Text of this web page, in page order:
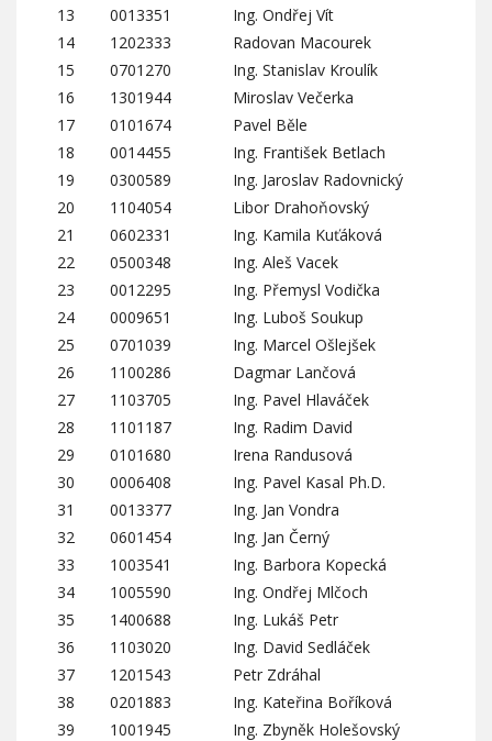
13
0013351
Ing. Ondřej Vít
14
1202333
Radovan Macourek
15
0701270
Ing. Stanislav Kroulík
16
1301944
Miroslav Večerka
17
0101674
Pavel Běle
18
0014455
Ing. František Betlach
19
0300589
Ing. Jaroslav Radovnický
20
1104054
Libor Drahoňovský
21
0602331
Ing. Kamila Kuťáková
22
0500348
Ing. Aleš Vacek
23
0012295
Ing. Přemysl Vodička
24
0009651
Ing. Luboš Soukup
25
0701039
Ing. Marcel Ošlejšek
26
1100286
Dagmar Lančová
27
1103705
Ing. Pavel Hlaváček
28
1101187
Ing. Radim David
29
0101680
Irena Randusová
30
0006408
Ing. Pavel Kasal Ph.D.
31
0013377
Ing. Jan Vondra
32
0601454
Ing. Jan Černý
33
1003541
Ing. Barbora Kopecká
34
1005590
Ing. Ondřej Mlčoch
35
1400688
Ing. Lukáš Petr
36
1103020
Ing. David Sedláček
37
1201543
Petr Zdráhal
38
0201883
Ing. Kateřina Boříková
39
1001945
Ing. Zbyněk Holešovský